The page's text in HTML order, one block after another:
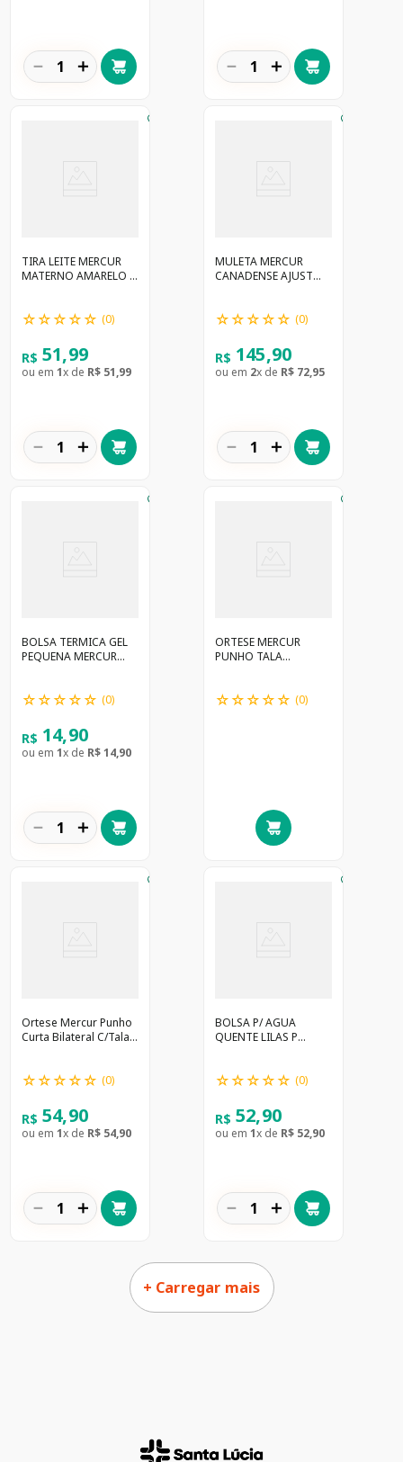
＋
－ ＋
－
TIRA LEITE MERCUR
MATERNO AMARELO -
☆☆☆☆☆ (0)
R$ 51,99
ou em 1x de R$ 51,99
＋
－
MULETA MERCUR
CANADENSE AJUST
☆☆☆☆☆ (0)
R$ 145,90
ou em 2x de R$ 72,95
＋
－
BOLSA TERMICA GEL
PEQUENA MERCUR
☆☆☆☆☆ (0)
R$ 14,90
ou em 1x de R$14,90
＋
－
ORTESE MERCUR
PUNHO TALA
☆☆☆☆☆ (0)
Ortese Mercur Punho
Curta Bilateral C/Tala
☆☆☆☆☆ (0)
R$ 54,90
ou em 1x de R$ 54,90
＋
－
BOLSA P/ AGUA
QUENTE LILAS P
☆☆☆☆☆ (0)
R$ 52,90
ou em 1x de R$ 52,90
＋
－